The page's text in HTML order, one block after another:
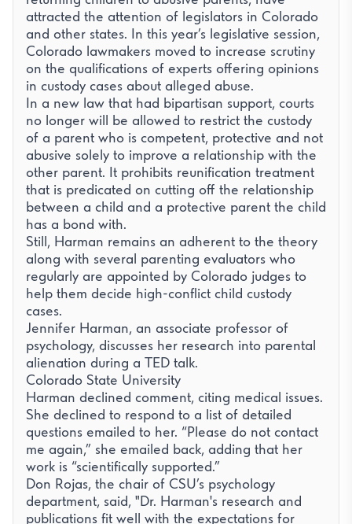
attracted the attention of legislators in Colorado
and other states. In this year’s legislative session,
Colorado lawmakers moved to increase scrutiny
on the qualifications of experts offering opinions
in custody cases about alleged abuse.
In a new law that had bipartisan support, courts
no longer will be allowed to restrict the custody
of a parent who is competent, protective and not
abusive solely to improve a relationship with the
other parent. It prohibits reunification treatment
that is predicated on cutting off the relationship
between a child and a protective parent the child
has a bond with.
Still, Harman remains an adherent to the theory
along with several parenting evaluators who
regularly are appointed by Colorado judges to
help them decide high-conflict child custody
cases.
Jennifer Harman, an associate professor of
psychology, discusses her research into parental
alienation during a TED talk.
Colorado State University
Harman declined comment, citing medical issues.
She declined to respond to a list of detailed
questions emailed to her. “Please do not contact
me again,” she emailed back, adding that her
work is “scientifically supported.”
Don Rojas, the chair of CSU’s psychology
department, said, "Dr. Harman's research and
publications fit well with the expectations for